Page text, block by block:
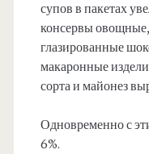
супов в пакетах
консервы
глазированные
макаронные
сорта и майонез
Одновременно с
6%.